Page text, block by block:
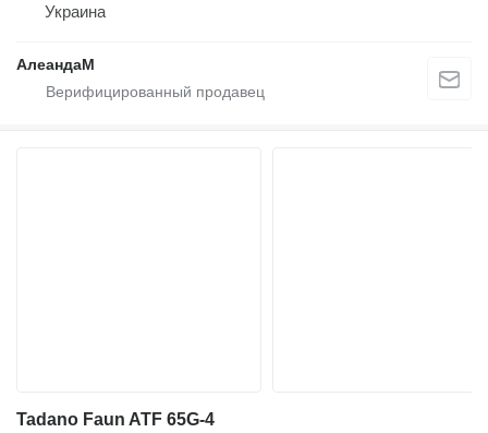
Украина
АлеандаМ
Tadano Faun ATF 65G-4